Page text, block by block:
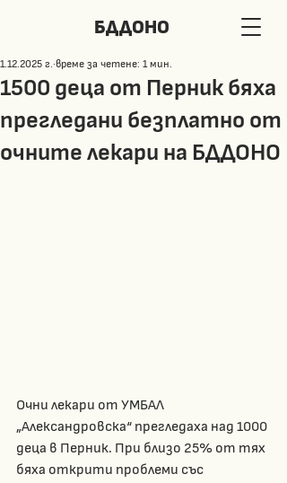
БДДОНО
1500 деца от Перник бяха
прегледани безплатно от
очните лекари на БДДОНО
1.12.2025 г. време за четене: 1 мин.
Очни лекари от УМБАЛ
„Александровска“ прегледаха над 1000
деца в Перник. При близо 25% от тях
бяха открити проблеми със